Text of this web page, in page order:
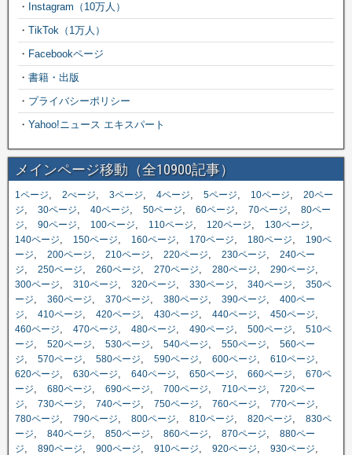
・ Instagram（10万人）
・ TikTok（1万人）
・ Facebookページ
・ 書籍・出版
・ プライバシーポリシー
・ Yahoo!ニュース エキスパート
メインページ移動（全10900記事）
1ページ, 2ぺージ, 3ページ, 4ページ, 5ページ, 10ページ, 20ペー
ジ, 30ページ, 40ページ, 50ページ, 60ページ, 70ページ, 80ペー
ジ, 90ページ, 100ページ, 110ページ, 120ページ, 130ページ,
140ページ, 150ページ, 160ページ, 170ページ, 180ページ,
190ペ
ージ, 200ページ, 210ページ, 220ページ, 230ページ, 240ペー
ジ, 250ページ, 260ページ, 270ページ, 280ページ, 290ページ,
300ページ, 310ページ, 320ページ, 330ページ, 340ページ, 350ペ
ージ, 360ページ, 370ページ, 380ページ, 390ページ, 400ペー
ジ, 410ページ, 420ページ, 430ページ, 440ページ, 450ページ,
460ページ, 470ページ, 480ページ, 490ページ, 500ページ, 510ペ
ージ, 520ページ, 530ページ, 540ページ, 550ページ, 560ペー
ジ, 570ページ, 580ページ, 590ページ, 600ページ, 610ページ,
620ページ, 630ページ, 640ページ, 650ページ, 660ページ, 670ペ
ージ, 680ページ, 690ページ, 700ページ, 710ページ, 720ペー
ジ, 730ページ, 740ページ, 750ページ, 760ページ, 770ページ,
780ページ, 790ページ, 800ページ, 810ページ, 820ページ, 830ペ
ージ, 840ページ, 850ページ, 860ページ, 870ページ, 880ペー
ジ, 890ページ, 900ページ, 910ページ, 920ページ, 930ページ,